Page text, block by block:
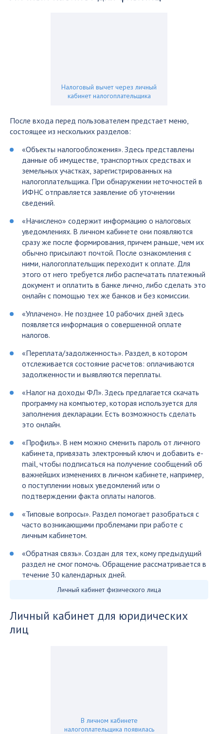
Налоговый вычет через личный
кабинет налогоплательщика
После входа перед пользователем предстает меню,
состоящее из нескольких разделов:
«Объекты налогообложения». Здесь представлены
данные об имуществе, транспортных средствах и
земельных участках, зарегистрированных на
налогоплательщика. При обнаружении неточностей в
ИФНС отправляется заявление об уточнении
сведений.
«Начислено» содержит информацию о налоговых
уведомлениях. В личном кабинете они появляются
сразу же после формирования, причем раньше, чем их
обычно присылают почтой. После ознакомления с
ними, налогоплательщик переходит к оплате. Для
этого от него требуется либо распечатать платежный
документ и оплатить в банке лично, либо сделать это
онлайн с помощью тех же банков и без комиссии.
«Уплачено». Не позднее 10 рабочих дней здесь
появляется информация о совершенной оплате
налогов.
«Переплата/задолженность». Раздел, в котором
отслеживается состояние расчетов: оплачиваются
задолженности и выявляются переплаты.
«Налог на доходы ФЛ». Здесь предлагается скачать
программу на компьютер, которая используется для
заполнения декларации. Есть возможность сделать
это онлайн.
«Профиль». В нем можно сменить пароль от личного
кабинета, привязать электронный ключ и добавить e-
mail, чтобы подписаться на получение сообщений об
важнейших изменениях в личном кабинете, например,
о поступлении новых уведомлений или о
подтверждении факта оплаты налогов.
«Типовые вопросы». Раздел помогает разобраться с
часто возникающими проблемами при работе с
личным кабинетом.
«Обратная связь». Создан для тех, кому предыдущий
раздел не смог помочь. Обращение рассматривается в
течение 30 календарных дней.
Личный кабинет физического лица
Личный кабинет для юридических
лиц
В личном кабинете
налогоплательщика появилась